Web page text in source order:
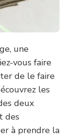
une
vous faire
de le faire
les
deux
des
à prendre la